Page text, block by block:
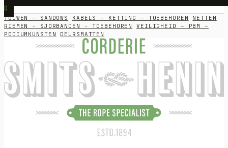
0
TOUWEN - SANDOWS KABELS - KETTING - TOEBEHOREN
NETTEN
RIEMEN - SJORBANDEN - TOEBEHOREN
VEILIGHEID – PBM –
PODIUMKUNSTEN
DEURSMATTEN